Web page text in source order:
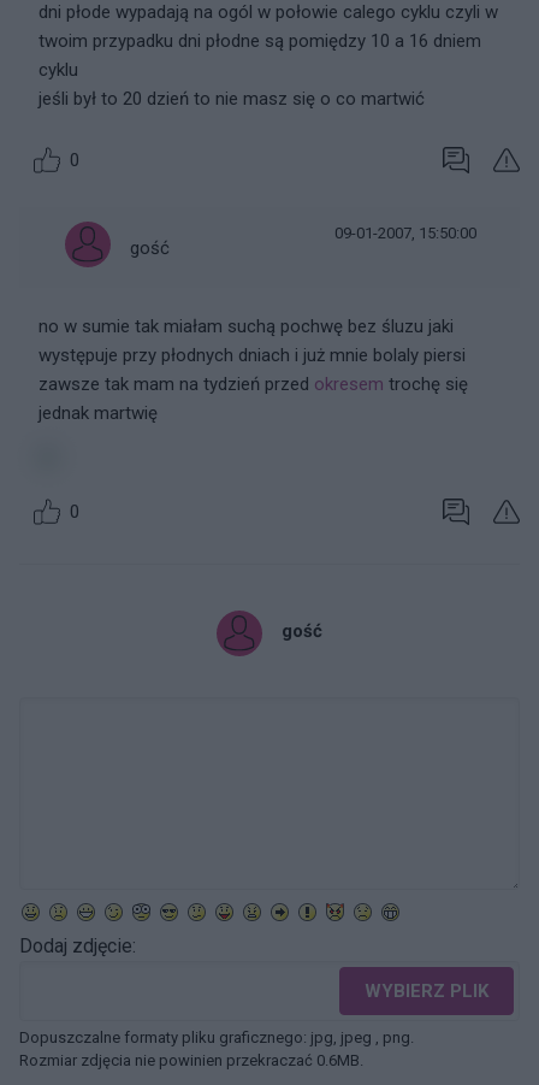
dni płode wypadają na ogól w połowie calego cyklu czyli w
twoim przypadku dni płodne są pomiędzy 10 a 16 dniem
cyklu
jeśli był to 20 dzień to nie masz się o co martwić
0
gość
09-01-2007, 15:50:00
no w sumie tak miałam suchą pochwę bez śluzu jaki
występuje przy płodnych dniach i już mnie bolaly piersi
zawsze tak mam na tydzień przed okresem trochę się
jednak martwię
0
gość
Dodaj zdjęcie:
WYBIERZ PLIK
Dopuszczalne formaty pliku graficznego: jpg, jpeg , png.
Rozmiar zdjęcia nie powinien przekraczać 0.6MB.